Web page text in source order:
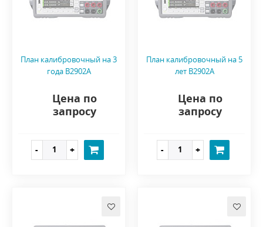
План калибровочный на 3
года B2902A
Цена по
запросу
План калибровочный на 5
лет B2902A
Цена по
запросу